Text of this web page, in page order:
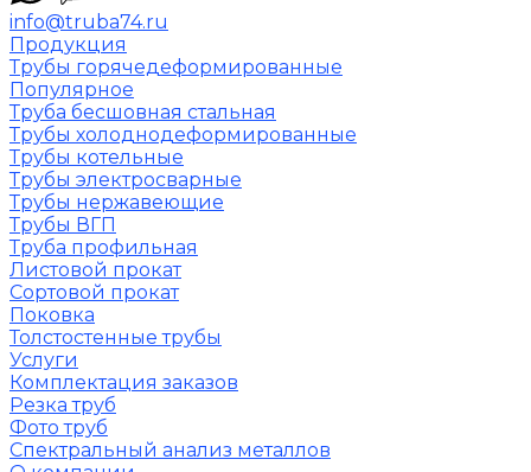
info@truba74.ru
Продукция
Трубы горячедеформированные
Популярное
Труба бесшовная стальная
Трубы холоднодеформированные
Трубы котельные
Трубы электросварные
Трубы нержавеющие
Трубы ВГП
Труба профильная
Листовой прокат
Сортовой прокат
Поковка
Толстостенные трубы
Услуги
Комплектация заказов
Резка труб
Фото труб
Спектральный анализ металлов